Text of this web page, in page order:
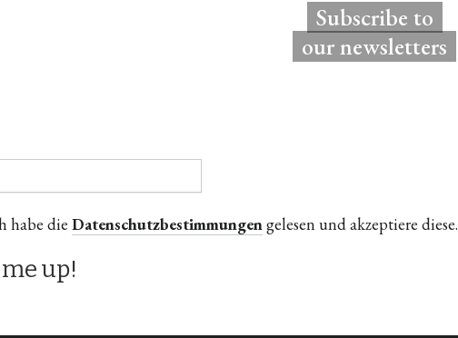
Subscribe to
our newsletters
habe die Datenschutzbestimmungengelesen und akzeptiere diese.